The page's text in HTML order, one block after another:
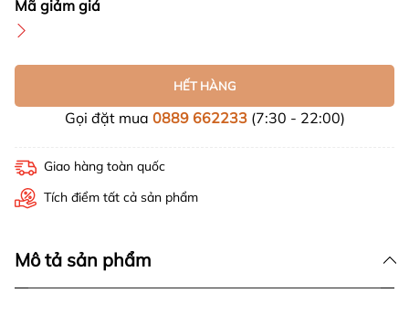
Mã giảm giá
HẾT HÀNG
Gọi đặt mua 0889 662233(7:30 - 22:00)
Giao hàng toàn quốc
Tích điểm tất cả sản phẩm
Mô tả sản phẩm